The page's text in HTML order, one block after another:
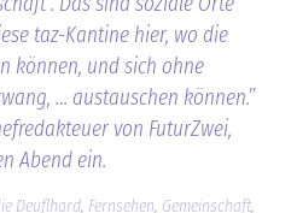
taz-Kantine hier, wo die
können, und sich ohne
… austauschen können.”
von FuturZwei,
Abend ein.
Deuflhard, Fernsehen, Gemeinschaft,